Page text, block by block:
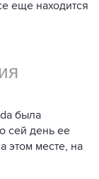
еще находится
была
сей день ее
этом месте, на